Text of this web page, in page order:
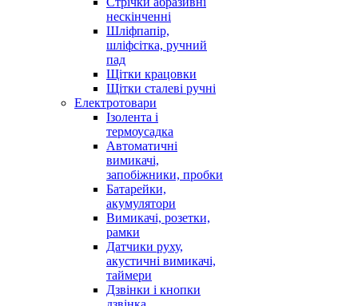
нескінченні
Шліфпапір,
шліфсітка, ручний
пад
Щітки крацовки
Щітки сталеві ручні
Електротовари
Ізолента і
термоусадка
Автоматичні
вимикачі,
запобіжники, пробки
Батарейки,
акумулятори
Вимикачі, розетки,
рамки
Датчики руху,
акустичні вимикачі,
таймери
Дзвінки і кнопки